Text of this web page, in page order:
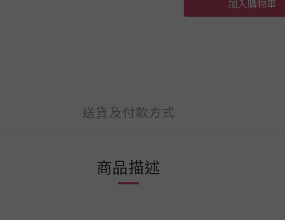
加入購物車
送貨及付款方式
商品描述